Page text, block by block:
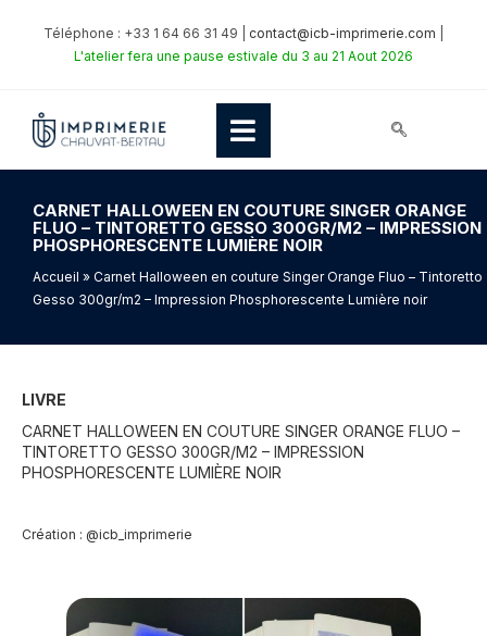
Téléphone : +33 1 64 66 31 49 | contact@icb-imprimerie.com
L'atelier fera une pause estivale du 3 au 21 Aout 2026
CARNET HALLOWEEN EN COUTURE SINGER ORANGE
FLUO – TINTORETTO GESSO 300GR/M2 – IMPRESSION
PHOSPHORESCENTE LUMIÈRE NOIR
Accueil » Carnet Halloween en couture Singer Orange Fluo – Tintoretto
Gesso 300gr/m2 – Impression Phosphorescente Lumière noir
LIVRE
CARNET HALLOWEEN EN COUTURE SINGER ORANGE FLUO –
TINTORETTO GESSO 300GR/M2 – IMPRESSION
PHOSPHORESCENTE LUMIÈRE NOIR
Création : @icb_imprimerie